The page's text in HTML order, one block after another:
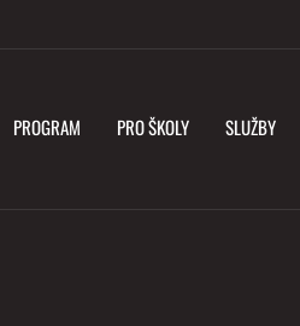
PROGRAM PRO ŠKOLY SLUŽBY